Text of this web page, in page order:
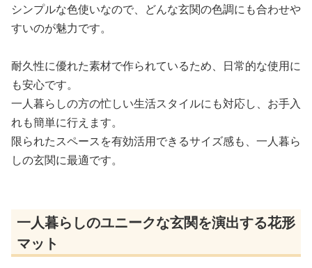
シンプルな色使いなので、どんな玄関の色調にも合わせや
すいのが魅力です。
耐久性に優れた素材で作られているため、日常的な使用に
も安心です。
一人暮らしの方の忙しい生活スタイルにも対応し、お手入
れも簡単に行えます。
限られたスペースを有効活用できるサイズ感も、一人暮ら
しの玄関に最適です。
一人暮らしのユニークな玄関を演出する花形
マット